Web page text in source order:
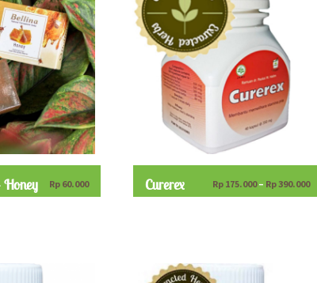
Honey Rp 60.000 Curerex Rp 175.000– Rp390.000